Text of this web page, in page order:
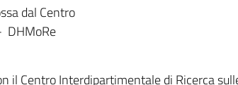
dal Centro
DHMoRe
il Centro Interdipartimentale di Ricerca